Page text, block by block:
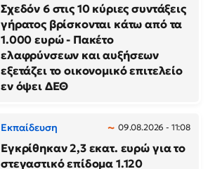
Σχεδόν 6 στις 10 κύριες συντάξεις
γήρατος βρίσκονται κάτω από τα
1.000 ευρώ - Πακέτο
ελαφρύνσεων και αυξήσεων
εξετάζει το οικονομικό επιτελείο
εν όψει ΔΕΘ
Εκπαίδευση 09.08.2026 - 11:08
Εγκρίθηκαν 2,3 εκατ. ευρώ για το
στεγαστικό επίδομα 1.120